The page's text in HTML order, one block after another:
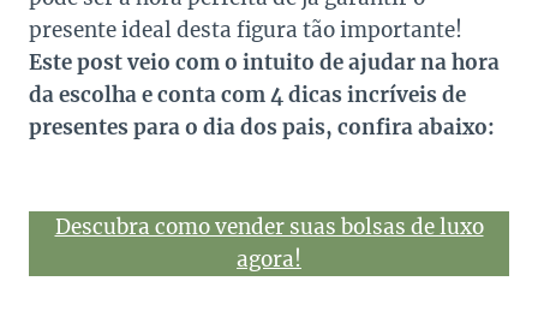
presente ideal desta figura tão importante!
Este post veio com o intuito de ajudar na hora
da escolha e conta com 4 dicas incríveis de
presentes para o dia dos pais, confira abaixo:
Descubra como vender suas bolsas de luxo
agora!